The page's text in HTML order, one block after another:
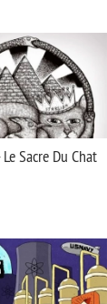
Sacre Du Chat